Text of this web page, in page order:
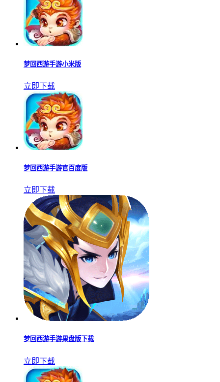
梦回西游手游小米版
立即下载
梦回西游手游官百度版
立即下载
梦回西游手游果盘版下载
立即下载